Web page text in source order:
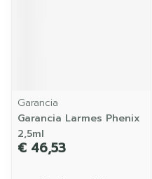
Garancia
Garancia Larmes Phenix
2,5ml
€ 46,53